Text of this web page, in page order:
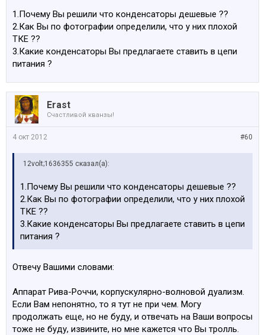
Так что можно нарваться при покупке б/у.
1.Почему Вы решили что конденсаторы дешевые ??
2.Как Вы по фотографии определили, что у них плохой
ТКЕ ??
3.Какие конденсаторы Вы предлагаете ставить в цепи
питания ?
Erast
Счастливой кванзы!
#60
4 окт 2012
12volt;1636355 сказал(а):
1.Почему Вы решили что конденсаторы дешевые ??
2.Как Вы по фотографии определили, что у них плохой
ТКЕ ??
3.Какие конденсаторы Вы предлагаете ставить в цепи
питания ?
Отвечу Вашими словами:
Аппарат Рива-Роччи, корпускулярно-волновой дуализм.
Если Вам непонятно, то я тут не при чем. Могу
продолжать еще, но не буду, и отвечать на Ваши вопросы
тоже не буду, извините, но мне кажется что Вы тролль.